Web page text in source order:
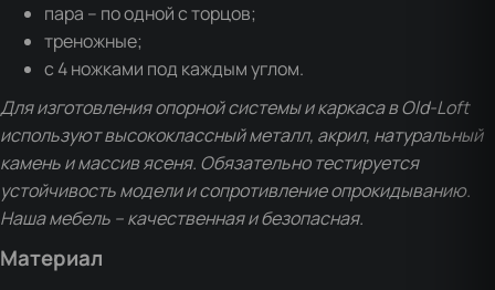
пара – по одной с торцов;
треножные;
с 4 ножками под каждым углом.
Для изготовления опорной системы и каркаса в Old-Loft
используют высококлассный металл, акрил, натуральный
камень и массив ясеня. Обязательно тестируется
устойчивость модели и сопротивление опрокидыванию.
Наша мебель – качественная и безопасная.
Материал